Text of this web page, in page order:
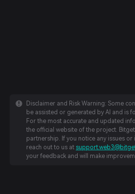
Disclaimer and Risk Warning: Some
be assisted or generated by AI and is
For the most accurate and updated
the official website of the project.
partnership. If you notice any issues or
reach out to us at
your feedback and will make